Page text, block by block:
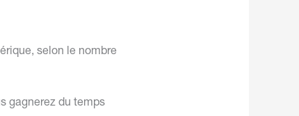
selon le nombre
gagnerez du temps